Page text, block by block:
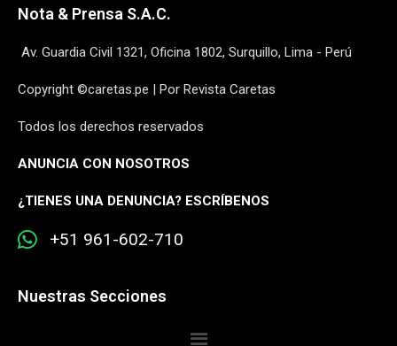
Nota & Prensa S.A.C.
Av. Guardia Civil 1321, Oficina 1802, Surquillo, Lima - Perú
Copyright ©caretas.pe | Por Revista Caretas
Todos los derechos reservados
ANUNCIA CON NOSOTROS
¿TIENES UNA DENUNCIA? ESCRÍBENOS
+51 961-602-710
Nuestras Secciones